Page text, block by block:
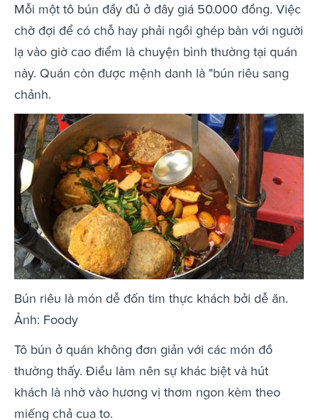
Mỗi một tô bún đầy đủ ở đây giá 50.000 đồng. Việc
chờ đợi để có chỗ hay phải ngồi ghép bàn với người
lạ vào giờ cao điểm là chuyện bình thường tại quán
này. Quán còn được mệnh danh là "bún riêu sang
chảnh.
Bún riêu là món dễ đốn tim thực khách bởi dễ ăn.
Ảnh: Foody
Tô bún ở quán không đơn giản với các món đồ
thường thấy. Điều làm nên sự khác biệt và hút
khách là nhờ vào hương vị thơm ngon kèm theo
miếng chả cua to.